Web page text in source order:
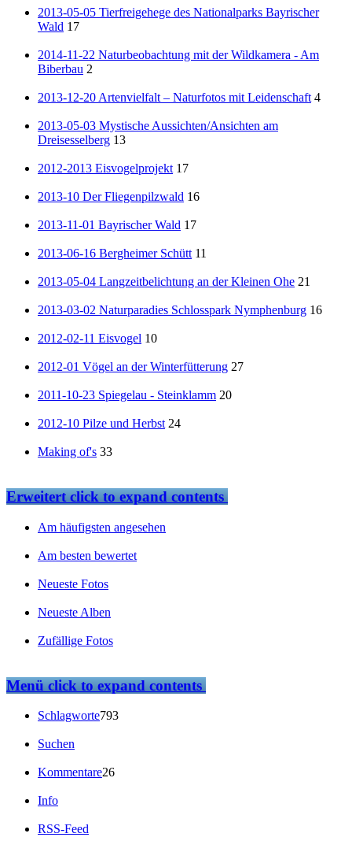
2013-05-05 Tierfreigehege des Nationalparks Bayrischer
Wald 17
2014-11-22 Naturbeobachtung mit der Wildkamera - Am
Biberbau 2
2013-12-20 Artenvielfalt – Naturfotos mit Leidenschaft 4
2013-05-03 Mystische Aussichten/Ansichten am
Dreisesselberg 13
2012-2013 Eisvogelprojekt 17
2013-10 Der Fliegenpilzwald 16
2013-11-01 Bayrischer Wald 17
2013-06-16 Bergheimer Schütt 11
2013-05-04 Langzeitbelichtung an der Kleinen Ohe 21
2013-03-02 Naturparadies Schlosspark Nymphenburg 16
2012-02-11 Eisvogel 10
2012-01 Vögel an der Winterfütterung 27
2011-10-23 Spiegelau - Steinklamm 20
2012-10 Pilze und Herbst 24
Making of's 33
Erweitertclick to expand contents
Am häufigsten angesehen
Am besten bewertet
Neueste Fotos
Neueste Alben
Zufällige Fotos
Menüclick to expand contents
Schlagworte793
Suchen
Kommentare26
Info
RSS-Feed